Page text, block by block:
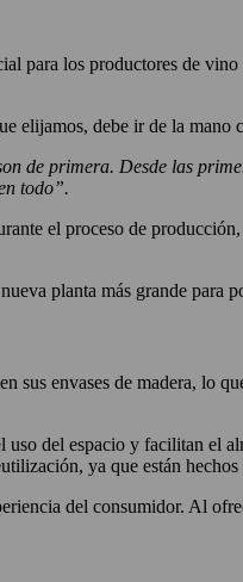
para los productores de
elijamos, debe ir de la mano
de primera. Desde las
todo”.
el proceso de
planta más grande para
sus envases de madera, lo
del espacio y facilitan el
ya que están
del consumidor. Al